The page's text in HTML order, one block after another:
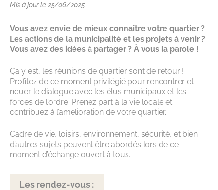
Mis à jour le 25/06/2025
Vous avez envie de mieux connaître votre quartier ?
Les actions de la municipalité et les projets à venir ?
Vous avez des idées à partager ? À vous la parole !
Ça y est, les réunions de quartier sont de retour !
Profitez de ce moment privilégié pour rencontrer et
nouer le dialogue avec les élus municipaux et les
forces de l’ordre. Prenez part à la vie locale et
contribuez à l’amélioration de votre quartier.
Cadre de vie, loisirs, environnement, sécurité, et bien
d’autres sujets peuvent être abordés lors de ce
moment d’échange ouvert à tous.
Les rendez-vous :